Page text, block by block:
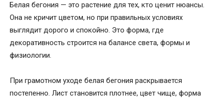
Белая бегония — это растение для тех, кто ценит нюансы.
Она не кричит цветом, но при правильных условиях
выглядит дорого и спокойно. Это форма, где
декоративность строится на балансе света, формы и
физиологии.
При грамотном уходе белая бегония раскрывается
постепенно. Лист становится плотнее, цвет чище, форма